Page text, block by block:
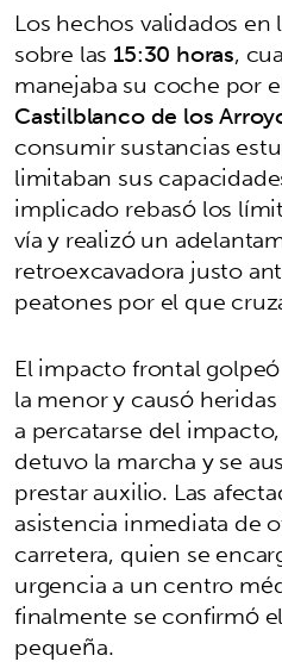
Los hechos validados
sobre las 15:30 horas,
manejaba su coche por
Castilblanco de los
consumir sustancias
limitaban sus
implicado rebasó los
vía y realizó un
retroexcavadora justo
peatones por el que
El impacto frontal
la menor y causó
a percatarse del
detuvo la marcha y se
prestar auxilio. Las
asistencia inmediata de
carretera, quien se
urgencia a un centro
finalmente se confirmó
pequeña.